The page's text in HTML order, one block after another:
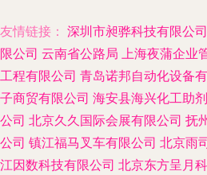
友情链接： 深圳市昶骅科技有限公司
限公司 云南省公路局 上海夜蒲企业
工程有限公司 青岛诺邦自动化设备
子商贸有限公司 海安县海兴化工助
公司 北京久久国际会展有限公司 抚
公司 镇江福马叉车有限公司 北京雨
江因数科技有限公司 北京东方呈月